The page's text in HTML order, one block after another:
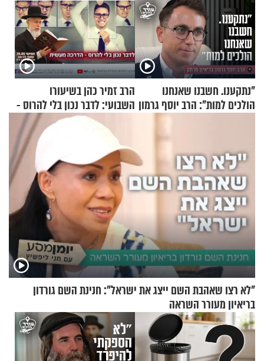
"נתקענו. חשבנו שאנחנו
הולכים למות": הרב יוסף גרמון
הרב זמיר כהן בשיעורו
השבועי: לדבר נכון בלי להרוס -
הדרכה מעשית
"לא רצו שאהבת השם ייצג את ישראל": חנינת השם גורדון
בריאיון מעורר השראה